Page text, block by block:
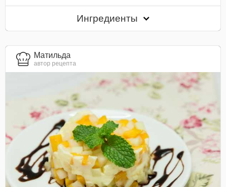
Ингредиенты
Матильда
автор рецепта